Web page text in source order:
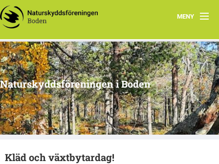
MENY
Hem
Om oss
Kontakta oss
Program
Årsmöte
Naturskyddsföreningen i Boden
Kläd och växtbytardag!